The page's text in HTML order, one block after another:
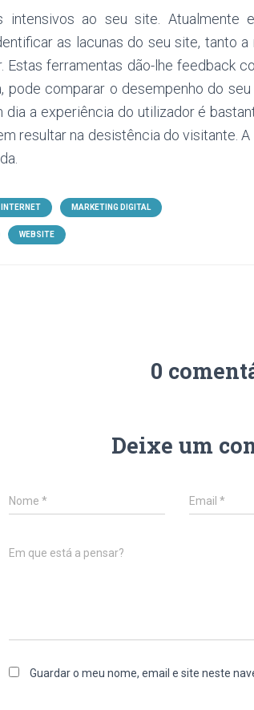
intensivos ao seu site. Atualmente
as lacunas do seu site, tanto
Estas ferramentas dão-lhe feedback
pode comparar o desempenho do
dia a experiência do utilizador é
resultar na desistência do visitante.
INTERNET MARKETING DIGITAL
WEBSITE
0
Deixe um
Nome * Email*
Em que está a pensar?
Guardar o meu nome, email e site neste